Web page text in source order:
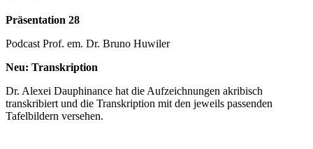
Präsentation 28
Podcast Prof. em. Dr. Bruno Huwiler
Neu: Transkription
Dr. Alexei Dauphinance hat die Aufzeichnungen akribisch
transkribiert und die Transkription mit den jeweils passenden
Tafelbildern versehen.